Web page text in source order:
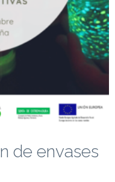
de envases